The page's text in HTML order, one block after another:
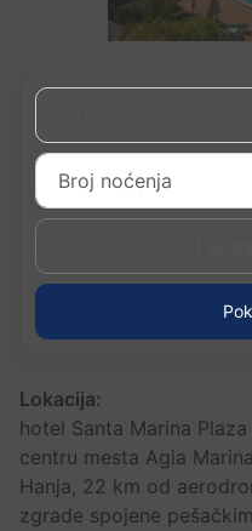
Lokacija:
hotel Santa Marina
centru mesta Agia
Hanja, 22 km od
zgrade spojene